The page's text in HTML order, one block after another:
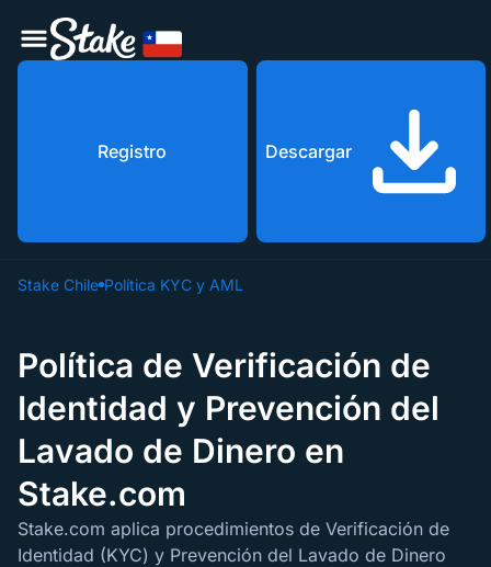
Registro Descargar
Stake Chile Política KYC y AML
Política de Verificación de
Identidad y Prevención del
Lavado de Dinero en
Stake.com
Stake.com aplica procedimientos de Verificación de
Identidad (KYC) y Prevención del Lavado de Dinero